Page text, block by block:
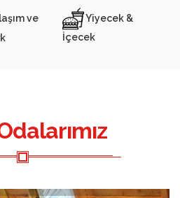
ve
Yiyecek &
İçecek